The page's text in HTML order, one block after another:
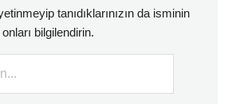
tanıdıklarınızın da isminin
bilgilendirin.